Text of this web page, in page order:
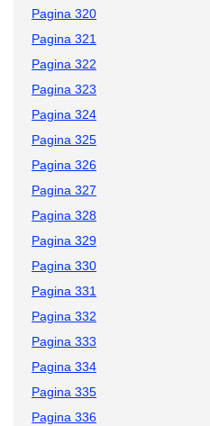
Pagina 320
Pagina 321
Pagina 322
Pagina 323
Pagina 324
Pagina 325
Pagina 326
Pagina 327
Pagina 328
Pagina 329
Pagina 330
Pagina 331
Pagina 332
Pagina 333
Pagina 334
Pagina 335
Pagina 336